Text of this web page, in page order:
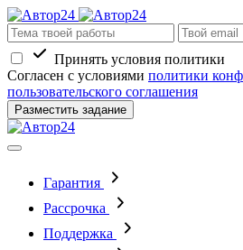
Принять условия политики
Согласен с условиями политики
пользовательского соглашения
Разместить задание
Гарантия
Рассрочка
Поддержка